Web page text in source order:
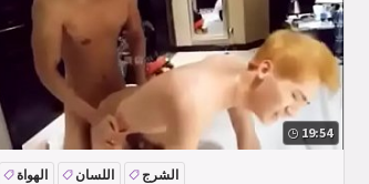
19:54
الهواة اللسان الشرج